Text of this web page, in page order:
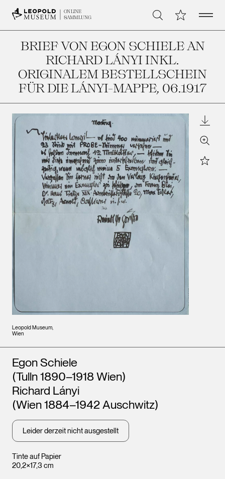
ONLINE
SAMMLUNG
Suche Meine Open
BRIEF VON EGON SCHIELE AN
RICHARD LÁNYI INKL.
ORIGINALEM BESTELLSCHEIN
FÜR DIE LÁNYI-MAPPE, 06.1917
Leopold Museum,
Wien
Zoom
Star
Tinte auf Papier
20,2×17,3 cm
Künstler*innen
Egon Schiele
(Tulln 1890–1918 Wien)
Richard Lányi
(Wien 1884–1942 Auschwitz)
Leider derzeit nicht ausgestellt